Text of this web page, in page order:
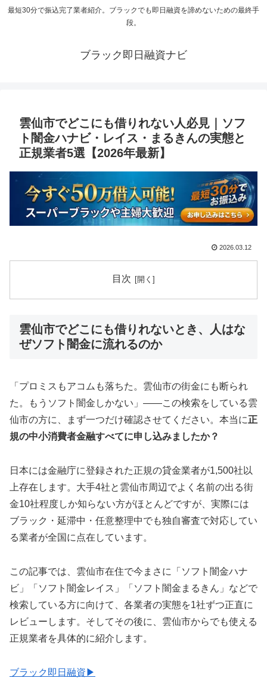
最短30分で振込完了業者紹介。ブラックでも即日融資を諦めないための最終手
段。
ブラック即日融資ナビ
雲仙市でどこにも借りれない人必見｜ソフ
ト闇金ハナビ・レイス・まるきんの実態と
正規業者5選【2026年最新】
2026.03.12
目次
雲仙市でどこにも借りれないとき、人はな
ぜソフト闇金に流れるのか
「プロミスもアコムも落ちた。雲仙市の街金にも断られ
た。もうソフト闇金しかない」——この検索をしている雲
仙市の方に、まず一つだけ確認させてください。本当に正
規の中小消費者金融すべてに申し込みましたか？
日本には金融庁に登録された正規の貸金業者が1,500社以
上存在します。大手4社と雲仙市周辺でよく名前の出る街
金10社程度しか知らない方がほとんどですが、実際には
ブラック・延滞中・任意整理中でも独自審査で対応してい
る業者が全国に点在しています。
この記事では、雲仙市在住で今まさに「ソフト闇金ハナ
ビ」「ソフト闇金レイス」「ソフト闇金まるきん」などで
検索している方に向けて、各業者の実態を1社ずつ正直に
レビューします。そしてその後に、雲仙市からでも使える
正規業者を具体的に紹介します。
ブラック即日融資▶